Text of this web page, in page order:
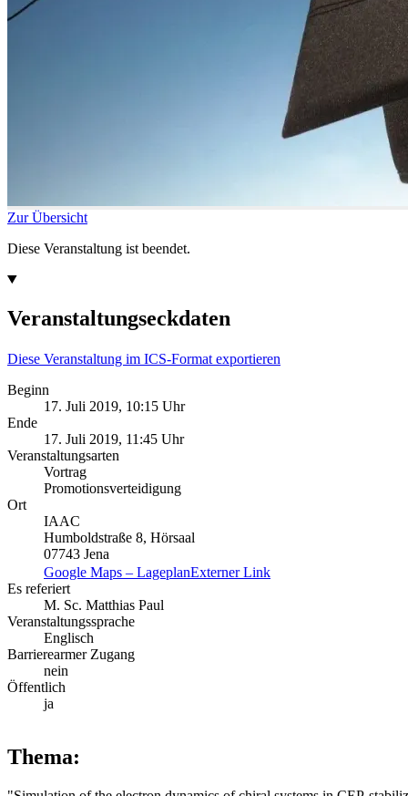
Zur Übersicht
Diese Veranstaltung ist beendet.
Veranstaltungseckdaten
Diese Veranstaltung im ICS-Format exportieren
Beginn
17. Juli 2019, 10:15 Uhr
Ende
17. Juli 2019, 11:45 Uhr
Veranstaltungsarten
Vortrag
Promotionsverteidigung
Ort
IAAC
Humboldstraße 8, Hörsaal
07743 Jena
Google Maps – LageplanExterner Link
Es referiert
M. Sc. Matthias Paul
Veranstaltungssprache
Englisch
Barrierearmer Zugang
nein
Öffentlich
ja
Thema: